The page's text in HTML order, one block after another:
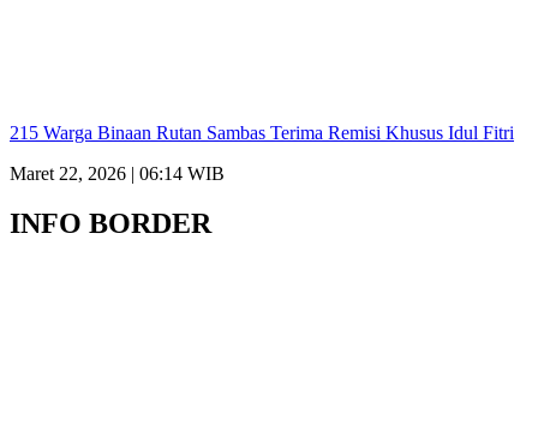
215 Warga Binaan Rutan Sambas Terima Remisi Khusus Idul Fitri
Maret 22, 2026 | 06:14 WIB
INFO BORDER